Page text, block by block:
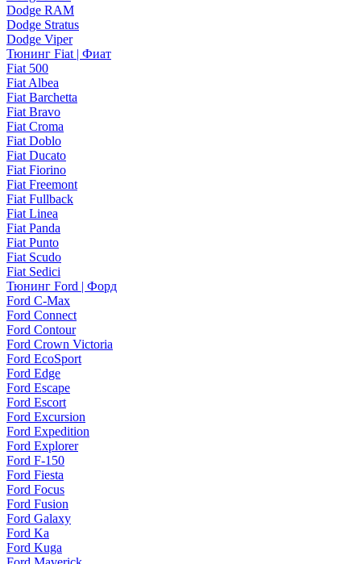
Dodge RAM
Dodge Stratus
Dodge Viper
Тюнинг Fiat | Фиат
Fiat 500
Fiat Albea
Fiat Barchetta
Fiat Bravo
Fiat Croma
Fiat Doblo
Fiat Ducato
Fiat Fiorino
Fiat Freemont
Fiat Fullback
Fiat Linea
Fiat Panda
Fiat Punto
Fiat Scudo
Fiat Sedici
Тюнинг Ford | Форд
Ford C-Max
Ford Connect
Ford Contour
Ford Crown Victoria
Ford EcoSport
Ford Edge
Ford Escape
Ford Escort
Ford Excursion
Ford Expedition
Ford Explorer
Ford F-150
Ford Fiesta
Ford Focus
Ford Fusion
Ford Galaxy
Ford Ka
Ford Kuga